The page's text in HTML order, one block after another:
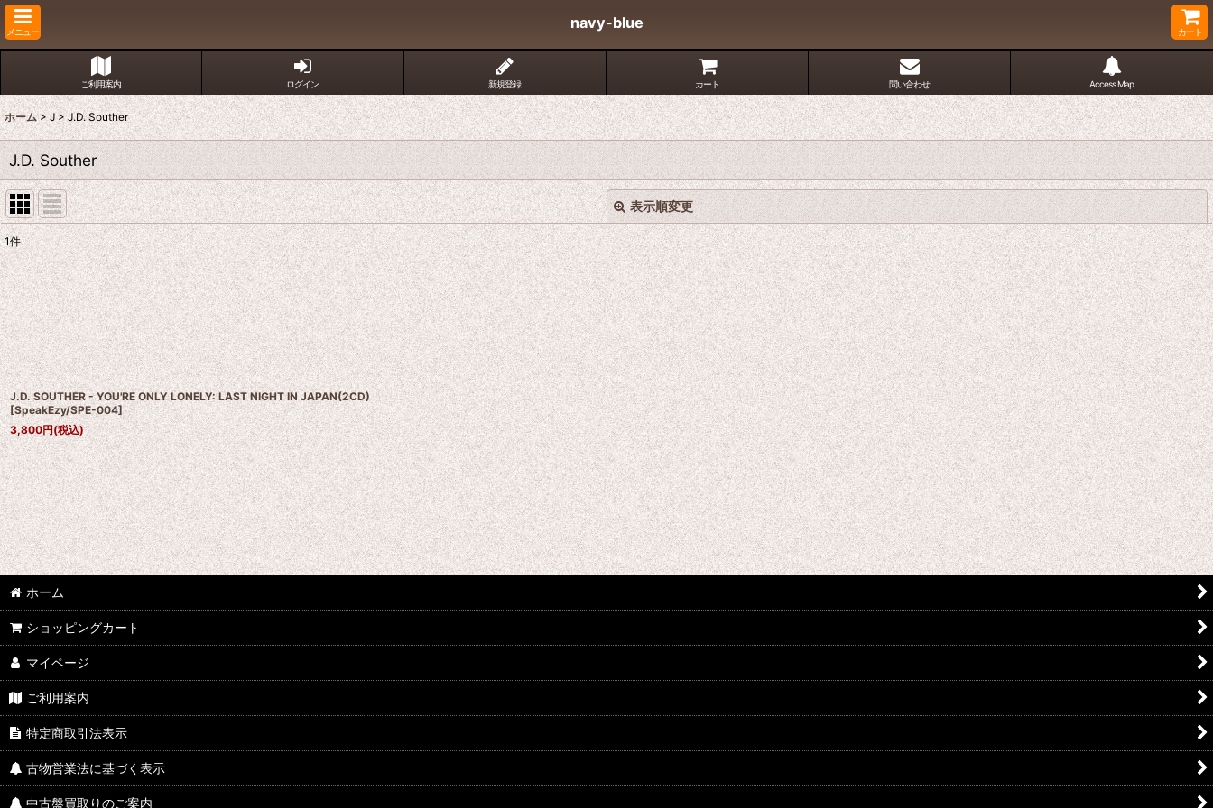
メニュー
navy-blue
カート
ご利用案内 ログイン 新規登録 カート 問い合わせ Access Map
ホーム > J > J.D. Souther
J.D. Souther
表示順変更
表示数:
並び順:
絞り込む
閉じる
1件
J.D. SOUTHER - YOU'RE ONLY LONELY: LAST NIGHT IN JAPAN(2CD)
[SpeakEzy/SPE-004]
3,800円(税込)
ホーム
ショッピングカート
マイページ
ご利用案内
特定商取引法表示
古物営業法に基づく表示
中古盤買取りのご案内